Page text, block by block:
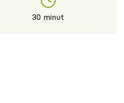
30 minut